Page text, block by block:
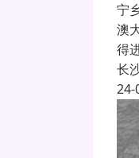
宁
澳
得
长
24-